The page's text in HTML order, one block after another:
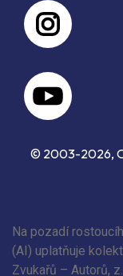
© 2003-2026,
Na pozadí
(AI) uplatňuje
Zvukařů – Autorů,